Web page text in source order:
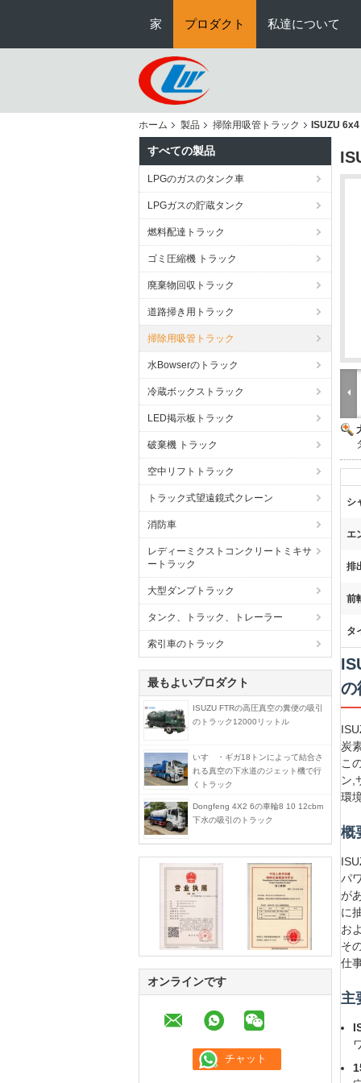
家 プロダクト 私達について
ホーム 製品 掃除用吸管トラック ISUZU
すべての製品
LPGのガスのタンク車
LPGガスの貯蔵タンク
燃料配達トラック
ゴミ圧縮機 トラック
廃棄物回収トラック
道路掃き用トラック
掃除用吸管トラック
水Bowserのトラック
冷蔵ボックストラック
LED掲示板トラック
破棄機 トラック
空中リフトトラック
トラック式望遠鏡式クレーン
消防車
レディーミクストコンクリートミキサ
ートラック
大型ダンプトラック
タンク、トラック、トレーラー
索引車のトラック
最もよいプロダクト
ISUZU FTRの高圧真空の糞便の吸引
のトラック12000リットル
いすゞ・ギガ18トンによって結合さ
れる真空の下水道のジェット機で行
くトラック
Dongfeng 4X2 6の車輪8 10 12cbm
下水の吸引のトラック
オンラインです
シ
エ
排
前
タ
の
炭
こ
ン,
環
概
パ
が
に
お
そ
仕
主